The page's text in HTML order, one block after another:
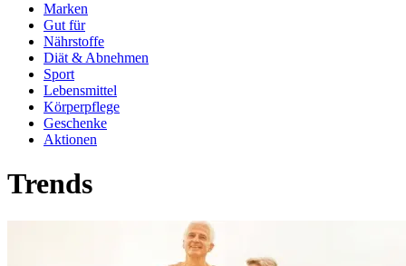
Marken
Gut für
Nährstoffe
Diät & Abnehmen
Sport
Lebensmittel
Körperpflege
Geschenke
Aktionen
Trends